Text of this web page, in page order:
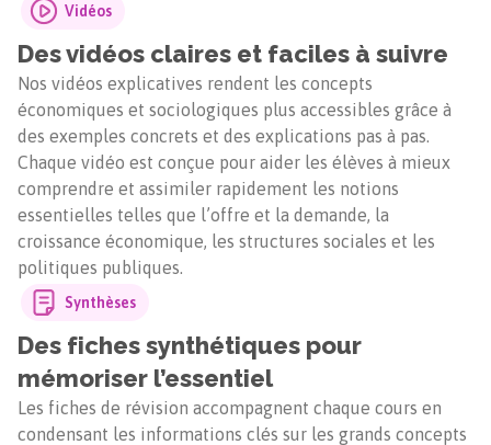
Vidéos
Des vidéos claires et faciles à suivre
Nos vidéos explicatives rendent les concepts
économiques et sociologiques plus accessibles grâce à
des exemples concrets et des explications pas à pas.
Chaque vidéo est conçue pour aider les élèves à mieux
comprendre et assimiler rapidement les notions
essentielles telles que l’offre et la demande, la
croissance économique, les structures sociales et les
politiques publiques.
Synthèses
Des fiches synthétiques pour
mémoriser l’essentiel
Les fiches de révision accompagnent chaque cours en
condensant les informations clés sur les grands concepts